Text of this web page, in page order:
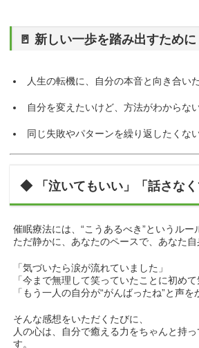
🚪 新しい一歩を踏み出すために
人生の転機に、自分の本音と向き合い
自分を変えたいけど、方法がわからな
同じ失敗やパターンを繰り返したくな
◆ 「泣いてもいい」「話さな
催眠療法には、“こうあるべき”というルー
ただ静かに、あなたのペースで、あなた自
「気づいたら涙が流れていました」
「今まで無理して笑っていたことに初めて
「もう一人の自分が“がんばったね”と声を
そんな感想をいただくたびに、
人の心は、自分で癒える力をちゃんと持
す。